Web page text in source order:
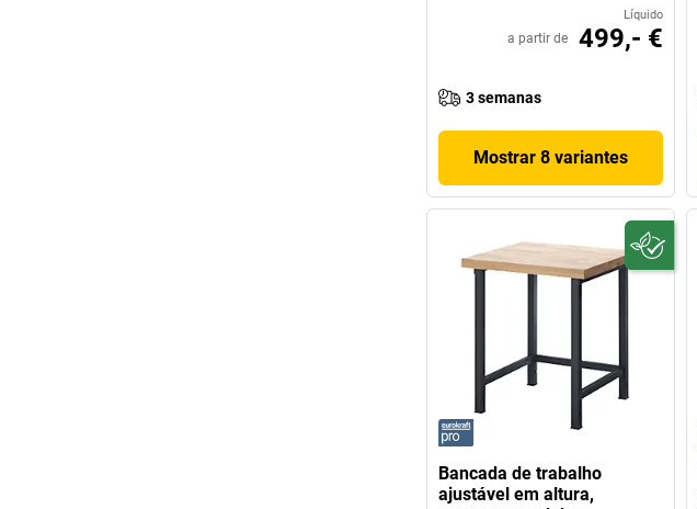
Líquido
a partir de 499,- €
3 semanas
Mostrar 8 variantes
Bancada de trabalho
ajustável em altura,